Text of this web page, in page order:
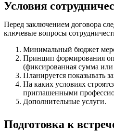
Условия
Перед заключением договора
ключевые вопросы
Минимальный бюджет
Принцип формирования
(фиксированная сумма
Планируется показывать
На каких условиях
приглашенными
Дополнительные услуги.
Подготовка к